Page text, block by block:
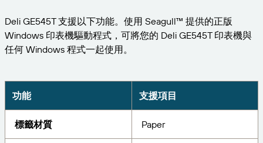
管理
列印
物品和庫存追蹤
BarTender Track & Trace
運輸與物流
航太
化學品
專業服務
學習
成功案例
擴大企業規模。為客戶提供更多服務。與 BarTender
成為合作夥伴。
透過合作夥伴目錄尋找 BarTender 合作夥伴並要求報
支援中心
取得 BarTender 知識庫的說明、常見問題解答，還有
Chinese (Traditional, Taiwan)
客戶入口網站
合作夥伴入口網站
BarTender Cloud
Deli GE545T 支援以下功能。使用 Seagull™ 提供的正版
Windows 印表機驅動程式，可將您的 Deli GE545T 印表機與
任何 Windows 程式一起使用。
功能 支援項目
標籤材質 Paper